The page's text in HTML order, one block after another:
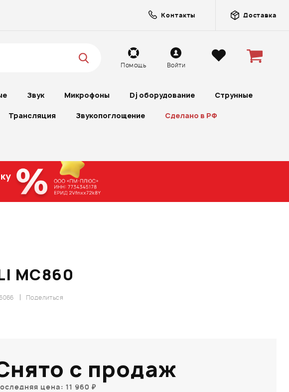
Контакты Доставка
Помощь Войти
Звук Микрофоны Dj оборудование Струнные
Трансляция Звукопоглощение Сделано в РФ
MC860
Поделиться
с продаж
цена: 11 960 ₽